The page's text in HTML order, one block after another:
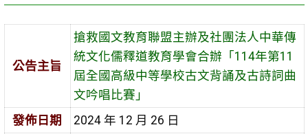
公告主旨
搶救國文教育聯盟主辦及社團法人中華傳
統文化儒釋道教育學會合辦「114年第11
屆全國高級中等學校古文背誦及古詩詞曲
文吟唱比賽」
發佈日期
2024 年 12 月 26 日